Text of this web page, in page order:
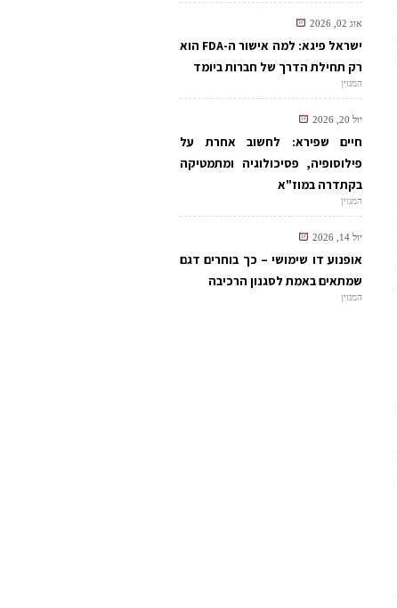
אוג 02, 2026
ישראל פיגא: למה אישור ה-FDA הוא
רק תחילת הדרך של חברות ביומד
המגזין
יול 20, 2026
חיים שפירא: לחשוב אחרת על
פילוסופיה, פסיכולוגיה ומתמטיקה
בקתדרה במוז"א
המגזין
יול 14, 2026
אופנוע דו שימושי – כך בוחרים דגם
שמתאים באמת לסגנון הרכיבה
המגזין